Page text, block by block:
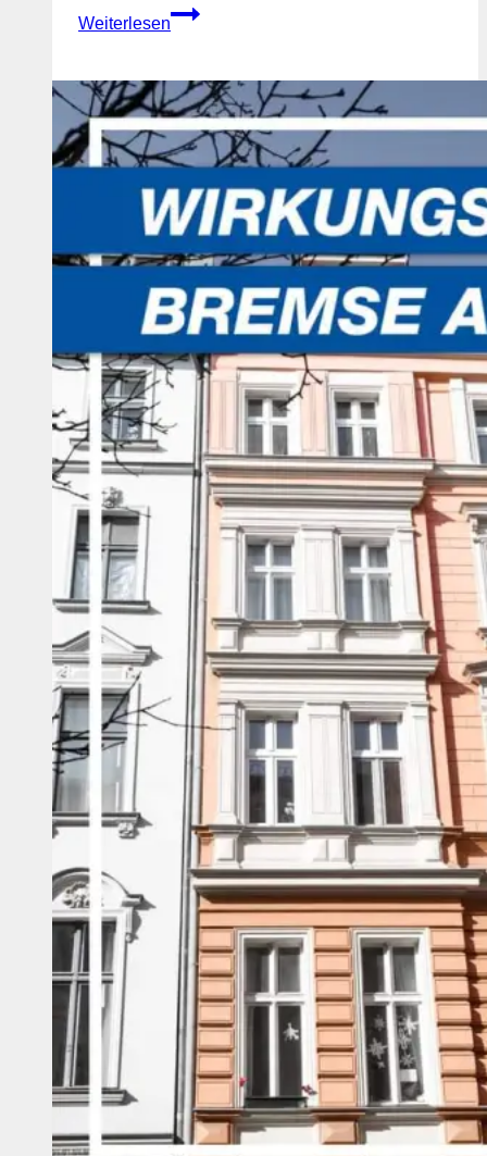
Weiterlesen
Selbst
fördern